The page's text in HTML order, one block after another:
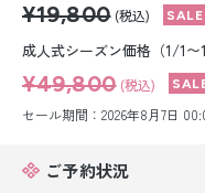
小物販売品
¥19,800 (税込)
成人式シーズン価格（1/1〜
¥49,800 (税込)
セール期間：2026年8月7日
ご予約状況